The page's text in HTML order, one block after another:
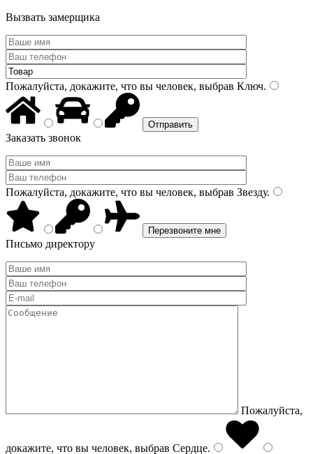
Вызвать замерщика
Пожалуйста, докажите, что вы человек, выбрав Ключ.
Заказать звонок
Пожалуйста, докажите, что вы человек, выбрав Звезду.
Письмо директору
Пожалуйста,
докажите, что вы человек, выбрав Сердце.